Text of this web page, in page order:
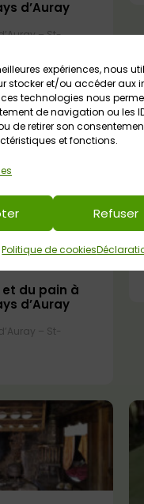
expériences, nous
stocker et/ou accéder aux
technologies nous
de navigation ou les
de retirer son
et fonctions.
Refuser
Politique de cookies
d’Auray
– St-
du pain à
d’Auray
– St-